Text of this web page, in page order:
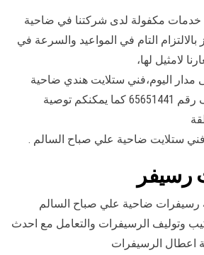
خدمات مكفولة لدى شركتنا في ضاحية
التام في المواعيد والسرعة في
لامثيل لها،
مدار اليوم،فني ستلايت هندي ضاحية
علي صباح السالم هاتف رقم 65651441 كما يمكنكم توصية
ستلايت ضاحية علي صباح السالم .
رسيفر
رسيفرات ضاحية علي صباح السالم
وتوليف الرسيفرات والتعامل مع احدث
اعطال الرسيفرات